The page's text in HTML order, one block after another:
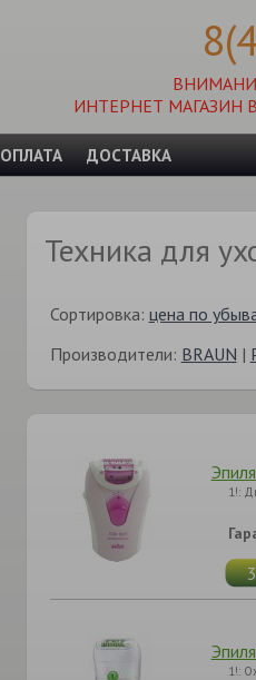
ИНТЕРНЕТ МАГАЗИН
ОПЛАТА ДОСТАВКА
Техника для
Сортировка: цена по
Производители: BRAUN |
1!:
1!: